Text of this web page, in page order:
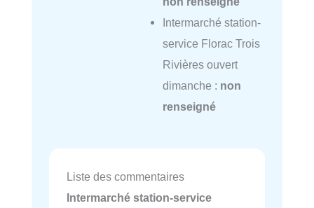
Intermarché station-
service Florac Trois
Rivières ouvert
dimanche : non
renseigné
Liste des commentaires
Intermarché station-service